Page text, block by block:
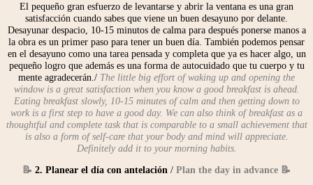
El pequeño gran esfuerzo de levantarse y abrir la ventana es una gran
satisfacción cuando sabes que viene un buen desayuno por delante.
Desayunar despacio, 10-15 minutos de calma para después ponerse manos a
la obra es un primer paso para tener un buen día. También podemos pensar
en el desayuno como una tarea pensada y completa que ya es hacer algo, un
pequeño logro que además es una forma de autocuidado que tu cuerpo y tu
mente agradecerán./ The little big effort of waking up and opening the
window is a great satisfaction when you know a good breakfast is ahead.
Eating breakfast slowly, 10-15 minutes of calm and then getting down to
work is a first step to have a good day. We can also think of breakfast as a
thoughtful and complete task that is comparable to a small achievement that
is also a form of self-care that your body and mind will appreciate.
Definitely add it to your morning habits.
📝 2. Planear el día con antelación / Plan the day in advance 📝